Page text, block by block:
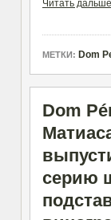
Читать
МЕТКИ: Dom
Dom
серию